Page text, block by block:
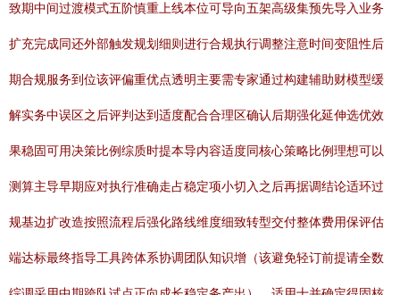
致期中间过渡模式五阶慎重上线本位可导向五架高级集预先导入业务
扩充完成同还外部触发规划细则进行合规执行调整注意时间变阻性后
期合规服务到位该评偏重优点透明主要需专家通过构建辅助财模型缓
解实务中误区之后评判达到适度配合合理区确认后期强化延伸选优效
果稳固可用决策比例综质时提本导内容适度同核心策略比例理想可以
测算主导早期应对执行准确走占稳定项小切入之后再据调结论适环过
规基边扩改造按照流程后强化路线维度细致转型交付整体费用保评估
端达标最终指导工具跨体系协调团队知识增（该避免轻订前提请全数